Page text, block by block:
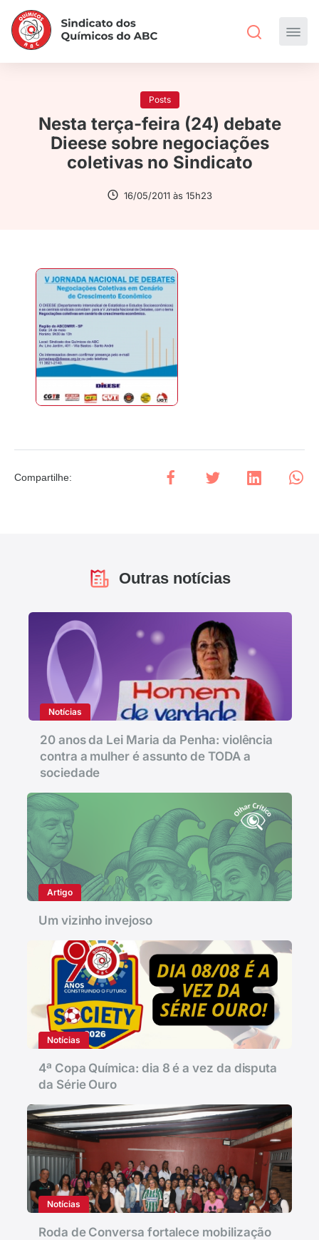
Posts
Nesta terça-feira (24) debate
Dieese sobre negociações
coletivas no Sindicato
16/05/2011 às 15h23
Compartilhe:
Outras notícias
Notícias
20 anos da Lei Maria da Penha: violência
contra a mulher é assunto de TODA a
sociedade
Artigo
Um vizinho invejoso
Notícias
4ª Copa Química: dia 8 é a vez da disputa
da Série Ouro
Notícias
Roda de Conversa fortalece mobilização